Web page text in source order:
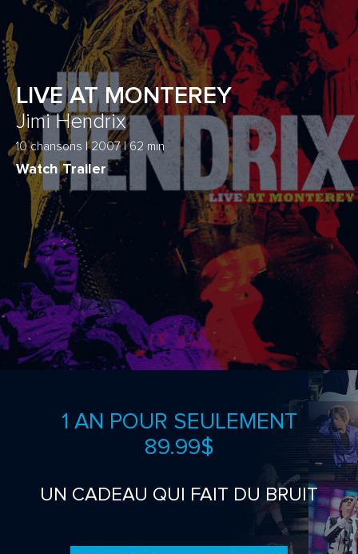
LIVE AT MONTEREY
Jimi Hendrix
10 chansons | 2007 | 62 min
Watch Trailer
1 AN POUR SEULEMENT
89.99$
UN CADEAU QUI FAIT DU BRUIT